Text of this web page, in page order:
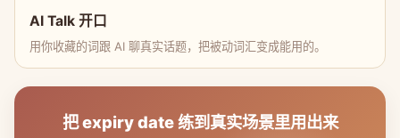
AI Talk 开口
用你收藏的词跟 AI 聊真实话题，把被动词汇变成能用的。
把 expiry date 练到真实场景里用出来